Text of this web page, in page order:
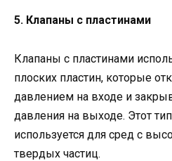
5. Клапаны с пластинами
Клапаны с пластинами
плоских пластин, которые
давлением на входе и
давления на выходе. Этот
используется для сред с
твердых частиц.